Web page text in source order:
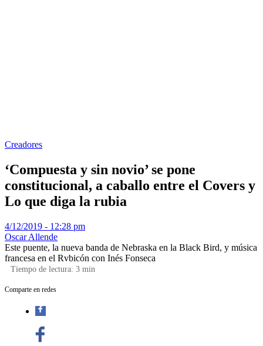
Creadores
‘Compuesta y sin novio’ se pone
constitucional, a caballo entre el Covers y
Lo que diga la rubia
4/12/2019 - 12:28 pm
Oscar Allende
Este puente, la nueva banda de Nebraska en la Black Bird, y música
francesa en el Rvbicón con Inés Fonseca
Tiempo de lectura: 3 min
Comparte en redes